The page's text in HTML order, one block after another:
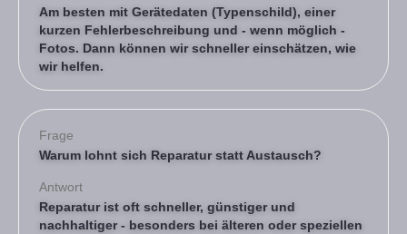
Am besten mit Gerätedaten (Typenschild), einer
kurzen Fehlerbeschreibung und - wenn möglich -
Fotos. Dann können wir schneller einschätzen, wie
wir helfen.
Frage
Warum lohnt sich Reparatur statt Austausch?
Antwort
Reparatur ist oft schneller, günstiger und
nachhaltiger - besonders bei älteren oder speziellen